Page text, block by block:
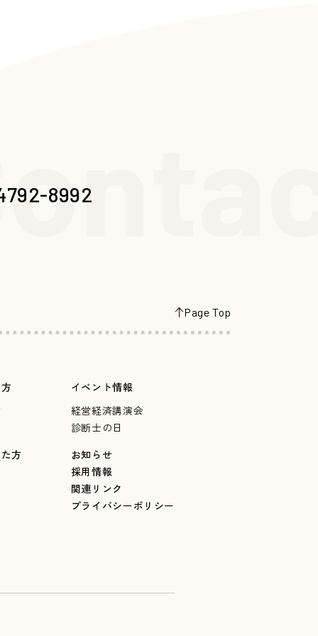
8992
Page Top
方
イベント情報
経営経済講演会
診断士の日
お知らせ
採用情報
関連リンク
プライバシーポリシー